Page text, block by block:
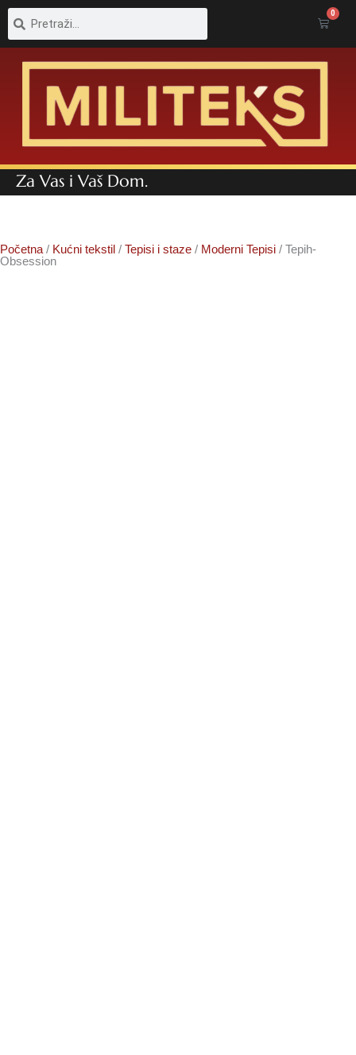
Pretraga 0
Cart
Za Vas i Vaš Dom.
Početna / Kućni tekstil / Tepisi i staze / Moderni Tepisi / Tepih-
Obsession